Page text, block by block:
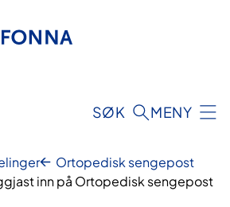
SØK MENY
Ortopedisk sengepost
inn på Ortopedisk sengepost